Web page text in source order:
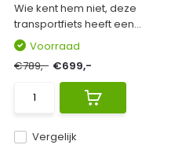
Wie kent hem niet, deze
transportfiets heeft een...
Vergelijk
Voorraad
€789,- €699,-